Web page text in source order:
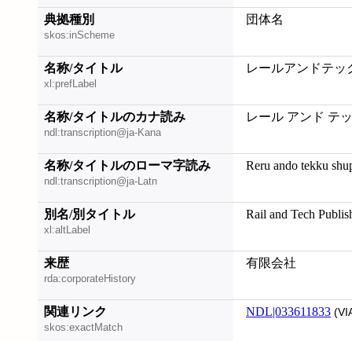
典拠種別
skos:inScheme
団体名
名称/タイトル
xl:prefLabel
レールアンドテッ
名称/タイトルのカナ読み
ndl:transcription@ja-Kana
レール アンド テ
名称/タイトルのローマ字読み
ndl:transcription@ja-Latn
Reru ando tekku
別名/別タイトル
xl:altLabel
Rail and Tech
来歴
rda:corporateHistory
有限会社
関連リンク
skos:exactMatch
NDL|033611833